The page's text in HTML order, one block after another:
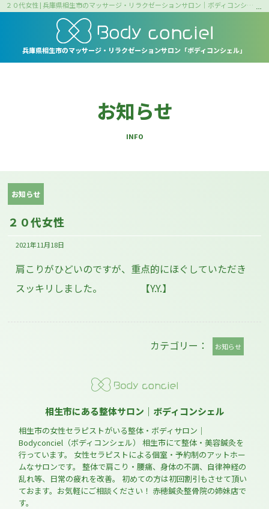
２０代女性 | 兵庫県相生市のマッサージ・リラクゼーションサロン｜ボディコンシェル
兵庫県相生市のマッサージ・リラクゼーションサロン 「ボディコンシェル」
お知らせ
INFO
お知らせ
２０代女性
2021年11月18日
肩こりがひどいのですが、重点的にほぐしていただき
スッキリしました。 【Y.Y.】
カテゴリー： お知らせ
相生市にある整体サロン｜ボディコンシェル
相生市の女性セラピストがいる整体・ボディサロン｜
Bodyconciel（ボディコンシェル） 相生市にて整体・美容鍼灸を
行っています。 女性セラピストによる個室・予約制のアットホー
ムなサロンです。 整体で肩こり・腰痛、身体の不調、自律神経の
乱れ等、日常の疲れを改善。 初めての方は初回割引もさせて頂い
ておます。お気軽にご相談ください！ 赤穂鍼灸整骨院の姉妹店で
す。